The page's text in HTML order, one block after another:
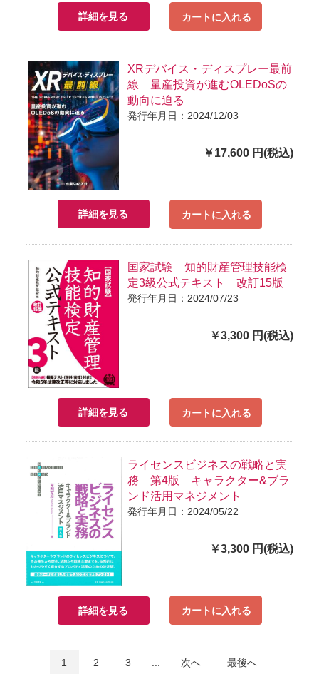
詳細を見る カートに入れる
XRデバイス・ディスプレー最前
線 量産投資が進むOLEDoSの
動向に迫る
発行年月日：2024/12/03
￥17,600 円(税込)
詳細を見る カートに入れる
国家試験 知的財産管理技能検
定3級公式テキスト 改訂15版
発行年月日：2024/07/23
￥3,300 円(税込)
詳細を見る カートに入れる
ライセンスビジネスの戦略と実
務 第4版 キャラクター&ブラ
ンド活用マネジメント
発行年月日：2024/05/22
￥3,300 円(税込)
詳細を見る カートに入れる
1 2 3 次へ 最後へ